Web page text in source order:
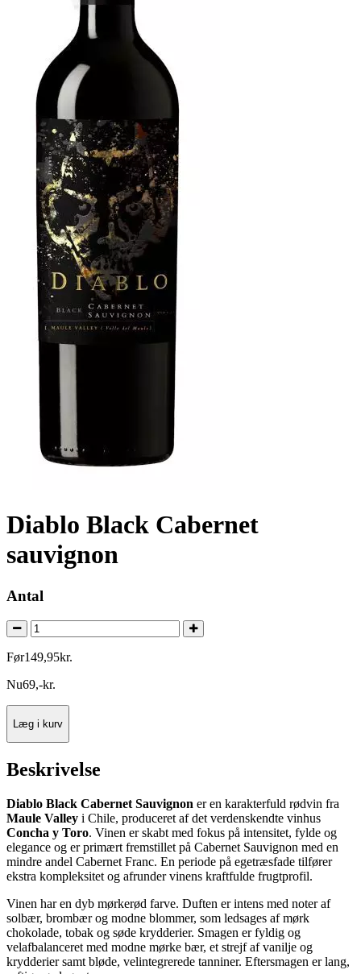
Diablo Black Cabernet
sauvignon
Antal
Før149,95kr.
Nu69,-kr.
Læg i kurv
Beskrivelse
Diablo Black Cabernet Sauvignon er en karakterfuld rødvin fra
Maule Valley i Chile, produceret af det verdenskendte vinhus
Concha y Toro. Vinen er skabt med fokus på intensitet, fylde og
elegance og er primært fremstillet på Cabernet Sauvignon med en
mindre andel Cabernet Franc. En periode på egetræsfade tilfører
ekstra kompleksitet og afrunder vinens kraftfulde frugtprofil.
Vinen har en dyb mørkerød farve. Duften er intens med noter af
solbær, brombær og modne blommer, som ledsages af mørk
chokolade, tobak og søde krydderier. Smagen er fyldig og
velafbalanceret med modne mørke bær, et strejf af vanilje og
krydderier samt bløde, velintegrerede tanniner. Eftersmagen er lang,